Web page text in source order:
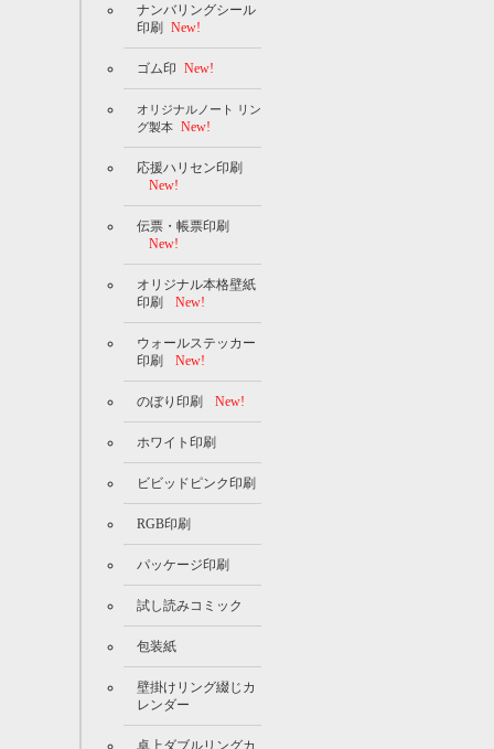
ナンバリングシール
印刷 New!
ゴム印 New!
オリジナルノート リン
グ製本 New!
応援ハリセン印刷
New!
伝票・帳票印刷
New!
オリジナル本格壁紙
印刷
New!
ウォールステッカー
印刷
New!
のぼり印刷 New!
ホワイト印刷
ビビッドピンク印刷
RGB印刷
パッケージ印刷
試し読みコミック
包装紙
壁掛けリング綴じカ
レンダー
卓上ダブルリングカ